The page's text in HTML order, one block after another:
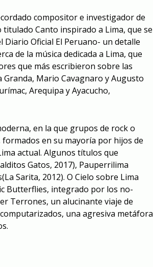
compositor e investigador de
Canto inspirado a Lima, que se
Diario Oficial El Peruano- un detalle
de la música dedicada a Lima, que
que más escribieron sobre las
Mario Cavagnaro y Augusto
Arequipa y Ayacucho,
en la que grupos de rock o
en su mayoría por hijos de
actual. Algunos títulos que
Gatos, 2017), Pauperrilima
Sarita, 2012). O Cielo sobre Lima
Butterflies, integrado por los no-
Terrones, un alucinante viaje de
una agresiva metáfora